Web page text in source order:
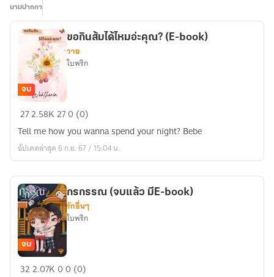
นามปากกา
ขอ
ส้ม
ได้
มอ่ะ
คุณ?
(E-
book)
จบ
ขอกินส้มได้ไหมอ่ะคุณ? (E-book)
วาย
ใบพริก
272.58K270 (0)
Tell me how you wanna spend your night? Bebe
อัปเดตล่าสุด 6 ก.ย. 67 / 15:04 น.
กร
จบ
กรกรรณ (จบแล้ว มีE-book)
รักอื่นๆ
ใบพริก
322.07K00 (0)